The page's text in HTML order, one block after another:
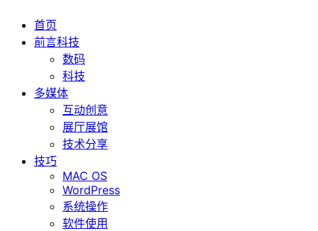
首页
前言科技
数码
科技
多媒体
互动创意
展厅展馆
技术分享
技巧
MAC OS
WordPress
系统操作
软件使用